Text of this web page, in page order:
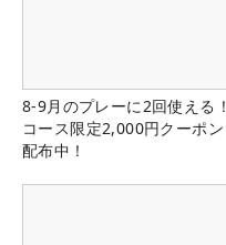
8-9月のプレーに2回使える！
コース限定2,000円クーポン
配布中！